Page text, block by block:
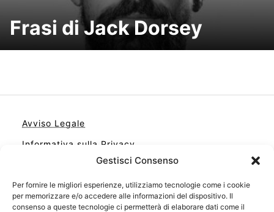
Gestisci Consenso
Per fornire le migliori esperienze, utilizziamo tecnologie come i cookie
per memorizzare e/o accedere alle informazioni del dispositivo. Il
consenso a queste tecnologie ci permetterà di elaborare dati come il
Frasi di Jack Dorsey
Avviso Legale
Informativa sulla Privacy
Contatto
Cookie Policy (UE)